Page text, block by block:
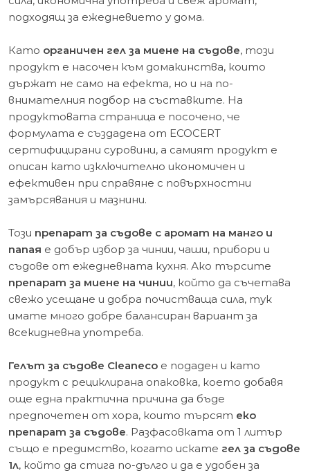
подходящ за ежедневието у дома.
Като органичен гел за миене на съдове, този
продукт е насочен към домакинства, които
държат не само на ефекта, но и на по-
внимателния подбор на съставките. На
продуктовата страница е посочено, че
формулата е създадена от ECOCERT
сертифицирани суровини, а самият продукт е
описан като изключително икономичен и
ефективен при справяне с повърхностни
замърсявания и мазнини.
Този препарат за съдове с аромат на манго и
папая е добър избор за чинии, чаши, прибори и
съдове от ежедневната кухня. Ако търсите
препарат за миене на чинии, който да съчетава
свежо усещане и добра почистваща сила, тук
имате много добре балансиран вариант за
всекидневна употреба.
Гелът за съдове Cleaneco е подаден и като
продукт с рециклирана опаковка, което добавя
още една практична причина да бъде
предпочетен от хора, които търсят еко
препарат за съдове. Разфасовката от 1 литър
също е предимство, когато искате гел за съдове
1л, който да стига по-дълго и да е удобен за